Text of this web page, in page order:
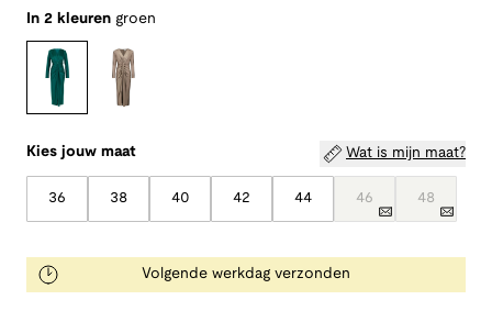
In 2 kleuren groen
Kies jouw maat Wat is mijn maat?
36 38 40 42 44 46 48
Volgende werkdag verzonden